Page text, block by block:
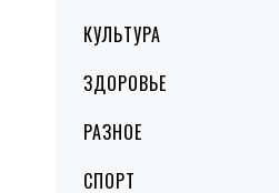
КУЛЬТУРА
ЗДОРОВЬЕ
РАЗНОЕ
СПОРТ